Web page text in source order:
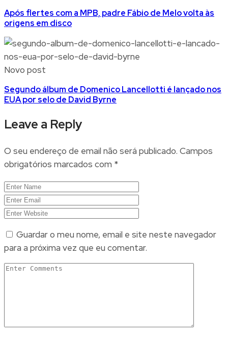
Após flertes com a MPB, padre Fábio de Melo volta às
origens em disco
Novo post
Segundo álbum de Domenico Lancellotti é lançado nos
EUA por selo de David Byrne
Leave a Reply
O seu endereço de email não será publicado. Campos
obrigatórios marcados com *
Guardar o meu nome, email e site neste navegador
para a próxima vez que eu comentar.